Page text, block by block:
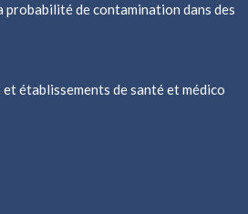
probabilité de contamination dans des
établissements de santé et médico